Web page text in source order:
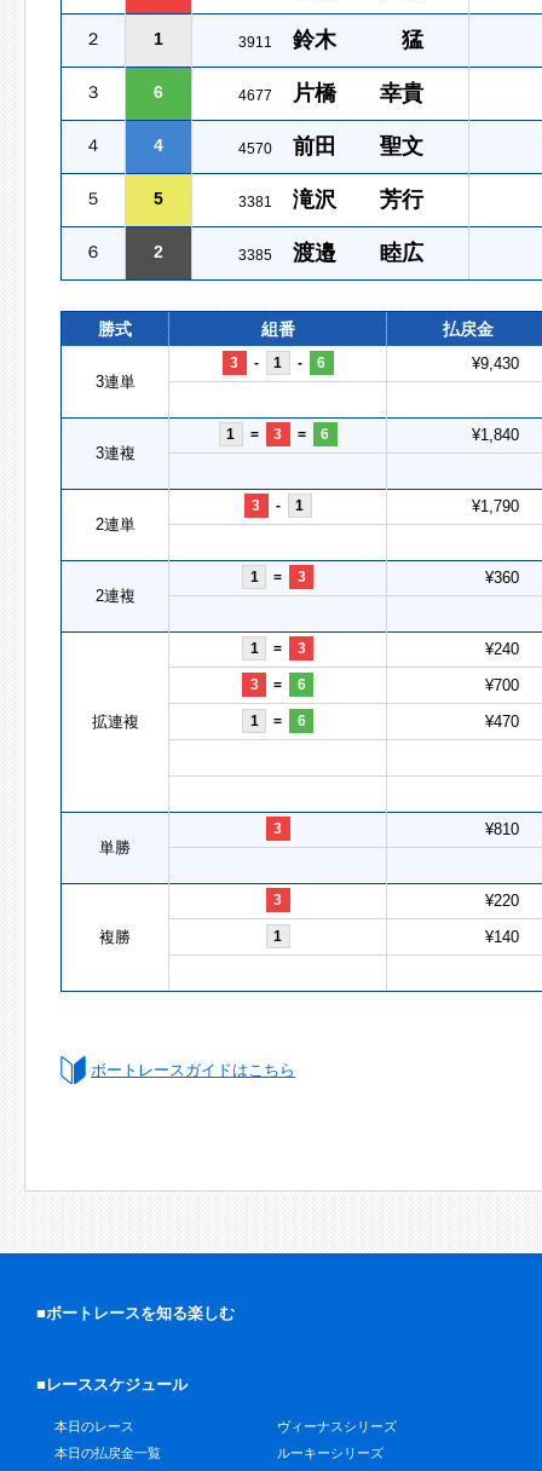
２ 1 3911 鈴木 猛
３ 6 4677 片橋 幸貴
４ 4 4570 前田 聖文
５ 5 3381 滝沢 芳行
６ 2 3385 渡邉 睦広
勝式 組番 払戻金
3連単
3 - 1 - 6 ¥9,430
3連複
1 = 3 = 6 ¥1,840
2連単
3 - 1 ¥1,790
2連複
1 = 3 ¥360
拡連複
1 = 3 ¥240
3 = 6 ¥700
1 = 6 ¥470
単勝
3 ¥810
複勝
3 ¥220
1 ¥140
ボートレースガイドはこちら
■ボートレースを知る楽しむ
■レーススケジュール
本日のレース
本日の払戻金一覧
ヴィーナスシリーズ
ルーキーシリーズ